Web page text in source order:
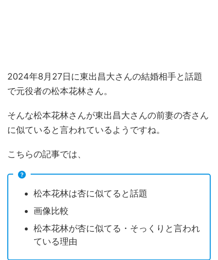
2024年8月27日に東出昌大さんの結婚相手と話題
で元役者の松本花林さん。
そんな松本花林さんが東出昌大さんの前妻の杏さん
に似ていると言われているようですね。
こちらの記事では、
松本花林は杏に似てると話題
画像比較
松本花林が杏に似てる・そっくりと言われ
ている理由